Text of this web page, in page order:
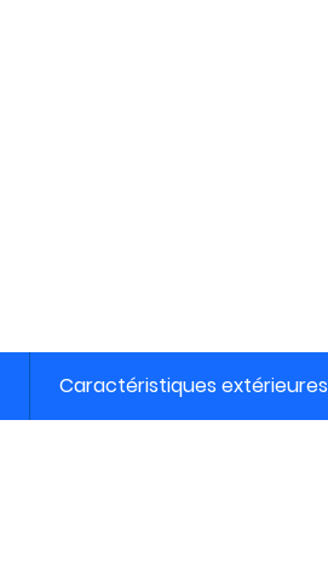
Caractéristiques extérieures